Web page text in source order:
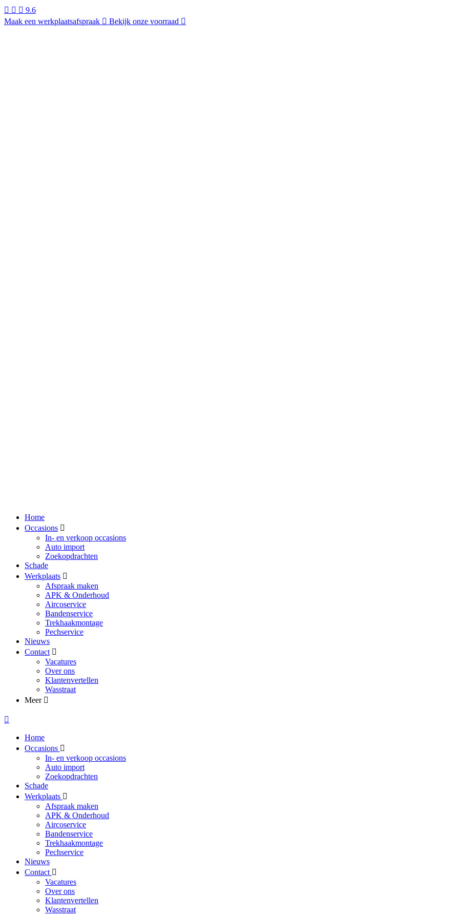
9.6
Maak een werkplaatsafspraak
Bekijk onze voorraad
Home
Occasions
In- en verkoop occasions
Auto import
Zoekopdrachten
Schade
Werkplaats
Afspraak maken
APK & Onderhoud
Aircoservice
Bandenservice
Trekhaakmontage
Pechservice
Nieuws
Contact
Vacatures
Over ons
Klantenvertellen
Wasstraat
Meer
Home
Occasions
In- en verkoop occasions
Auto import
Zoekopdrachten
Schade
Werkplaats
Afspraak maken
APK & Onderhoud
Aircoservice
Bandenservice
Trekhaakmontage
Pechservice
Nieuws
Contact
Vacatures
Over ons
Klantenvertellen
Wasstraat